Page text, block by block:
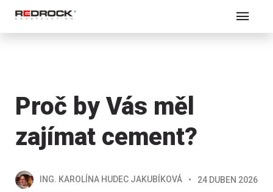
Proč by Vás měl
zajímat cement?
ING. KAROLÍNA HUDEC JAKUBÍKOVÁ
24 DUBEN 2026